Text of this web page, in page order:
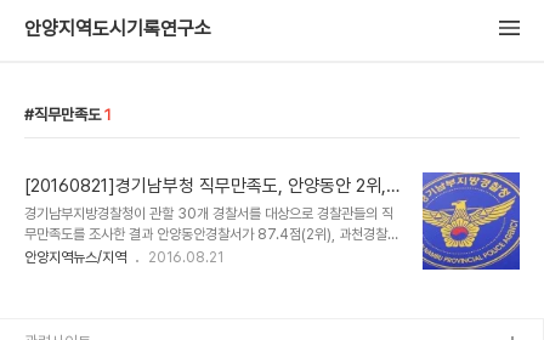
안양지역도시기록연구소
직무만족도 1
[20160821]경기남부청 직무만족도, 안양동안 2위,
군포 23위
경기남부지방경찰청이 관할 30개 경찰서를 대상으로 경찰관들의 직
무만족도를 조사한 결과 안양동안경찰서가 87.4점(2위), 과천경찰서
80.4점(7위), 의왕경찰서 79.2점(13위), 안양만안경찰서 78.3점
안양지역뉴스/지역 2016.08.21